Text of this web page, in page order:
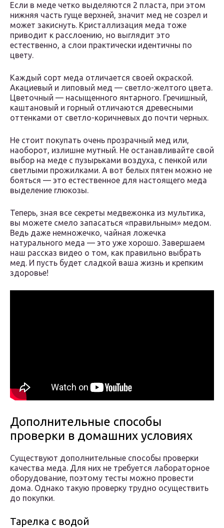
Если в меде четко выделяются 2 пласта, при этом
нижняя часть гуще верхней, значит мед не созрел и
может закиснуть. Кристаллизация меда тоже
приводит к расслоению, но выглядит это
естественно, а слои практически идентичны по
цвету.
Каждый сорт меда отличается своей окраской.
Акациевый и липовый мед — светло-желтого цвета.
Цветочный — насыщенного янтарного. Гречишный,
каштановый и горный отличаются древесными
оттенками от светло-коричневых до почти черных.
Не стоит покупать очень прозрачный мед или,
наоборот, излишне мутный. Не останавливайте свой
выбор на меде с пузырьками воздуха, с пенкой или
светлыми прожилками. А вот белых пятен можно не
бояться — это естественное для настоящего меда
выделение глюкозы.
Теперь, зная все секреты медвежонка из мультика,
вы можете смело запасаться «правильным» медом.
Ведь даже немножечко, чайная ложечка
натурального меда — это уже хорошо. Завершаем
наш рассказ видео о том, как правильно выбрать
мед. И пусть будет сладкой ваша жизнь и крепким
здоровье!
Дополнительные способы
проверки в домашних условиях
Существуют дополнительные способы проверки
качества меда. Для них не требуется лабораторное
оборудование, поэтому тесты можно провести
дома. Однако такую проверку трудно осуществить
до покупки.
Тарелка с водой